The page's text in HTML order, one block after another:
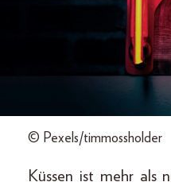
© Pexels/timmossholder
Küssen ist mehr als